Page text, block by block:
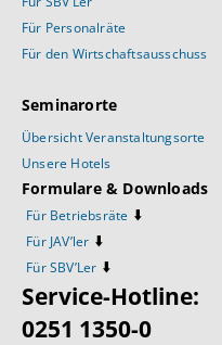
Für Personalräte
Für den Wirtschaftsausschuss
Seminarorte
Übersicht Veranstaltungsorte
Unsere Hotels
Formulare & Downloads
Für Betriebsräte ⬇️
Für JAV’ler ⬇️
Für SBV’Ler ⬇️
Service-Hotline:
0251 1350-0